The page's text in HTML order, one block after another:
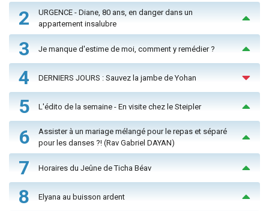
2
URGENCE - Diane, 80 ans, en danger dans un
appartement insalubre
3 Je manque d'estime de moi, comment y remédier ?
4 DERNIERS JOURS : Sauvez la jambe de Yohan
5 L'édito de la semaine - En visite chez le Steipler
6
Assister à un mariage mélangé pour le repas et séparé
pour les danses ?! (Rav Gabriel DAYAN)
7 Horaires du Jeûne de Ticha Béav
8 Elyana au buisson ardent